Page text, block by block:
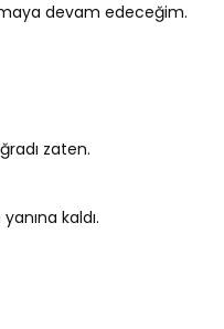
devam edeceğim.
zaten.
kaldı.